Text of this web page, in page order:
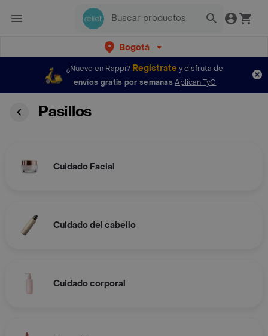
Bogotá
¿Nuevo en Rappi? Regístratey disfruta de
envíos gratis por semanas Aplican TyC
Pasillos
Cuidado Facial
Cuidado del cabello
Cuidado corporal